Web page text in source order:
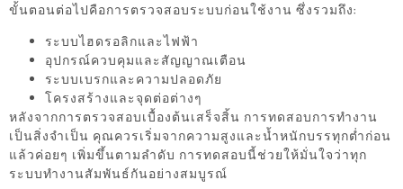
ขั้นตอนต่อไปคือการตรวจสอบระบบก่อนใช้งาน ซึ่งรวมถึง:
ระบบไฮดรอลิกและไฟฟ้า
อุปกรณ์ควบคุมและสัญญาณเตือน
ระบบเบรกและความปลอดภัย
โครงสร้างและจุดต่อต่างๆ
หลังจากการตรวจสอบเบื้องต้นเสร็จสิ้น การทดสอบการทำงาน
เป็นสิ่งจำเป็น คุณควรเริ่มจากความสูงและน้ำหนักบรรทุกต่ำก่อน
แล้วค่อยๆ เพิ่มขึ้นตามลำดับ การทดสอบนี้ช่วยให้มั่นใจว่าทุก
ระบบทำงานสัมพันธ์กันอย่างสมบูรณ์